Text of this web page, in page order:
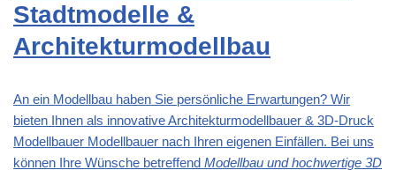
Stadtmodelle &
Architekturmodellbau
An ein Modellbau haben Sie persönliche Erwartungen? Wir
bieten Ihnen als innovative Architekturmodellbauer & 3D-Druck
Modellbauer Modellbauer nach Ihren eigenen Einfällen. Bei uns
können Ihre Wünsche betreffend Modellbau und hochwertige 3D